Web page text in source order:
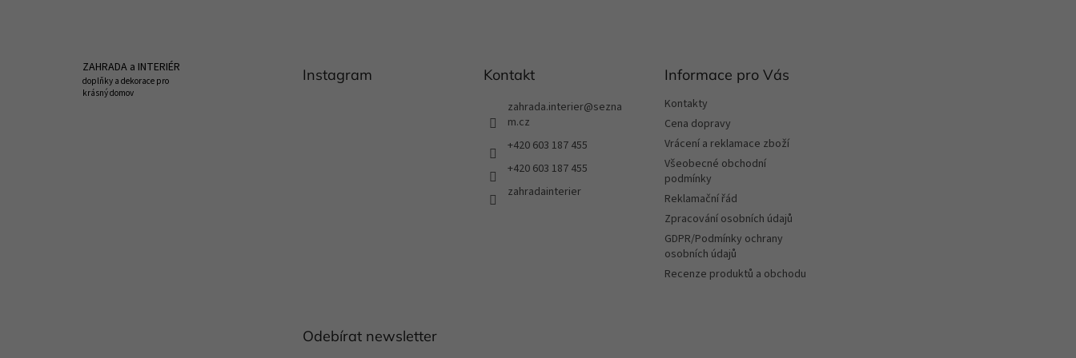
ZAHRADA a INTERIÉR
doplňky a dekorace pro
krásný domov
Instagram Kontakt
zahrada.interier@sezna
m.cz
+420 603 187 455
+420 603 187 455
zahradainterier
Informace pro Vás
Kontakty
Cena dopravy
Vrácení a reklamace zboží
Všeobecné obchodní
podmínky
Reklamační řád
Zpracování osobních údajů
GDPR/Podmínky ochrany
osobních údajů
Recenze produktů a obchodu
Odebírat newsletter